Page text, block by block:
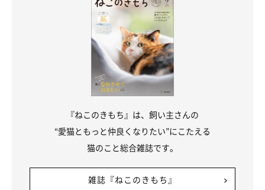
『ねこのきもち』は、飼い主さんの
“愛猫ともっと仲良くなりたい”にこたえる
猫のこと総合雑誌です。
雑誌『ねこのきもち』